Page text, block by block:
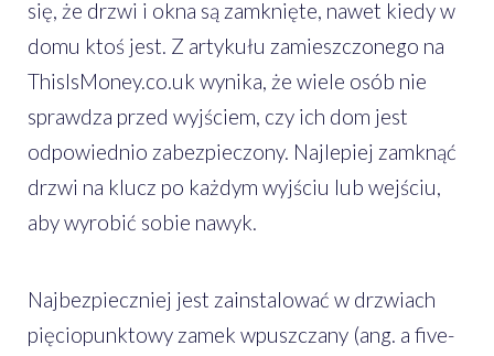
się, że drzwi i okna są zamknięte, nawet kiedy w
domu ktoś jest. Z artykułu zamieszczonego na
ThisIsMoney.co.uk wynika, że wiele osób nie
sprawdza przed wyjściem, czy ich dom jest
odpowiednio zabezpieczony. Najlepiej zamknąć
drzwi na klucz po każdym wyjściu lub wejściu,
aby wyrobić sobie nawyk.
Najbezpieczniej jest zainstalować w drzwiach
pięciopunktowy zamek wpuszczany (ang. a five-